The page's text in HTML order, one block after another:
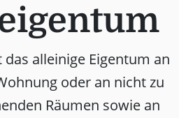
alleinige Eigentum an
oder an nicht zu
Räumen sowie an